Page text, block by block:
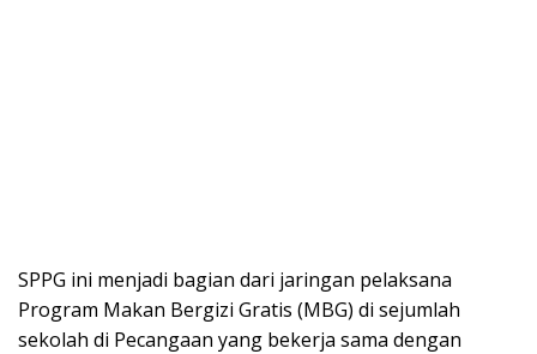
SPPG ini menjadi bagian dari jaringan pelaksana
Program Makan Bergizi Gratis (MBG) di sejumlah
sekolah di Pecangaan yang bekerja sama dengan